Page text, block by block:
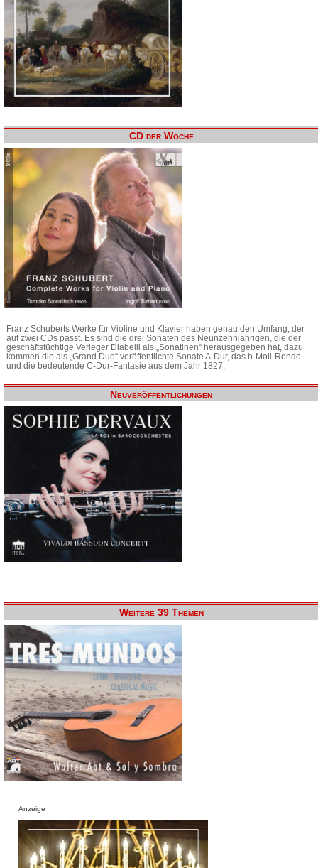
CD der Woche
Franz Schuberts Werke für Violine und Klavier haben genau den Umfang, der
auf zwei CDs passt. Es sind die drei Sonaten des Neunzehnjährigen, die der
geschäftstüchtige Verleger Diabelli als „Sonatinen“ herausgegeben hat, dazu
kommen die als „Grand Duo“ veröffentlichte Sonate A-Dur, das h-Moll-Rondo
und die bedeutende C-Dur-Fantasie aus dem Jahr 1827.
Neuveröffentlichungen
Weitere 39 Themen
Anzeige